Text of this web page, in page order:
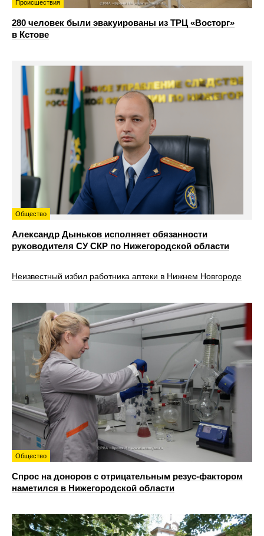
Происшествия
280 человек были эвакуированы из ТРЦ «Восторг»
в Кстове
Общество
Александр Дыньков исполняет обязанности
руководителя СУ СКР по Нижегородской области
Неизвестный избил работника аптеки в Нижнем Новгороде
Общество
Спрос на доноров с отрицательным резус-фактором
наметился в Нижегородской области